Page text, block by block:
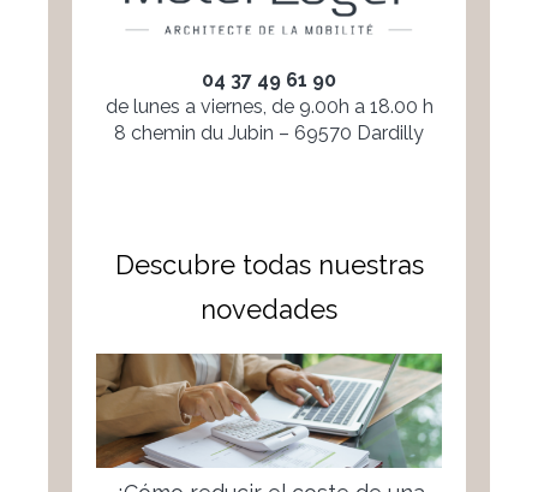
04 37 49 61 90
de lunes a viernes, de 9.00h a 18.00 h
8 chemin du Jubin – 69570 Dardilly
Descubre todas nuestras
novedades